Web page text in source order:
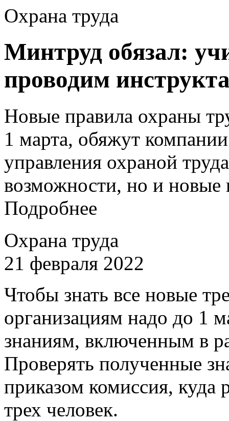
Охрана труда
Минтруд обязал:
проводим
Новые правила охраны
1 марта, обяжут
управления охраной
возможности, но и
Подробнее
Охрана труда
21 февраля 2022
Чтобы знать все новые
организациям надо до 1
знаниям, включенным в
Проверять полученные
приказом комиссия, куда
трех человек.